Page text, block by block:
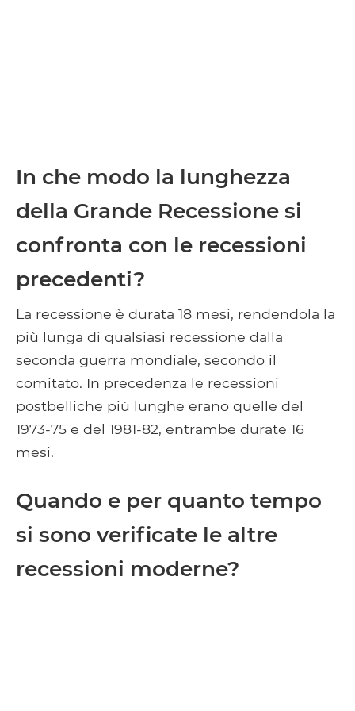
In che modo la lunghezza
della Grande Recessione si
confronta con le recessioni
precedenti?
La recessione è durata 18 mesi, rendendola la
più lunga di qualsiasi recessione dalla
seconda guerra mondiale, secondo il
comitato. In precedenza le recessioni
postbelliche più lunghe erano quelle del
1973-75 e del 1981-82, entrambe durate 16
mesi.
Quando e per quanto tempo
si sono verificate le altre
recessioni moderne?